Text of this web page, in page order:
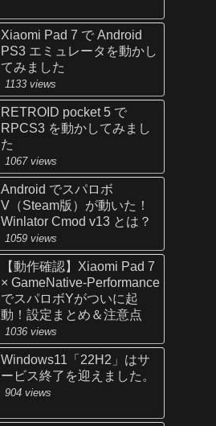
Xiaomi Pad 7 で Android
PS3 エミュレータを動かし
てみました
1133 views
RETROID pocket 5 で
RPCS3 を動かしてみまし
た
1067 views
Android でスパロボ
V（Steam版）が動いた！
Winlator Cmod v13 とは？
1059 views
【動作確認】Xiaomi Pad 7
× GameNative-Performance
でスパロボYがついに起
動！設定まとめ＆注意点
1036 views
Windows11「22H2」はサ
ービス終了を迎えました。
904 views